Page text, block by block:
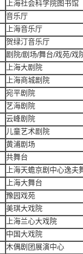
上海社会科学院图书馆
音乐厅
上海音乐厅
贺绿汀音乐厅
剧院/剧场/舞台/戏苑/戏
上海大剧院
上海商城剧院
宛平剧院
艺海剧院
云峰剧院
儿童艺术剧院
黄浦剧场
共舞台
上海天蟾京剧中心逸夫
上海大舞台
豫园戏苑
美琪大戏院
上海兰心大戏院
中国大戏院
木偶剧团展演中心